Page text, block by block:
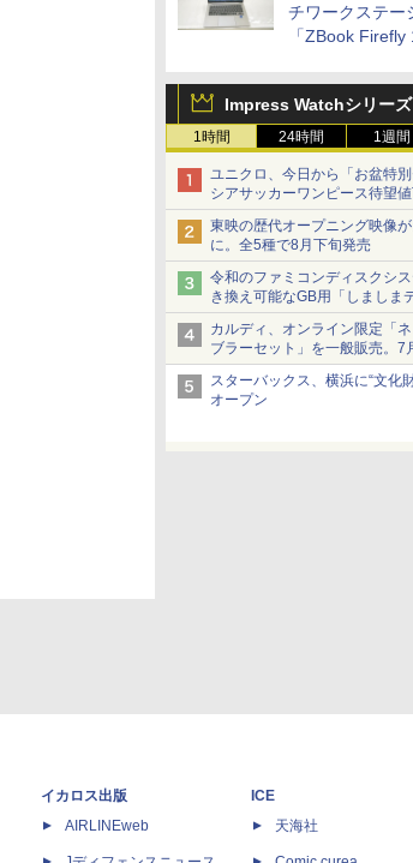
チワークステー
「ZBook
セール
Impress Watchシリー
1時間 24時間 1週間
ユニクロ、今日から「お盆特
シアサッカーワンピース待望
ショーツは1990円に
東映の歴代オープニング映像
に。全5種で8月下旬発売
令和のファミコンディスクシ
き換え可能なGB用「しましま
ム」
カルディ、オンライン限定「
ブラーセット」を一般販売。7
当選無効分
スターバックス、横浜に“文化
オープン
イカロス出版
AIRLINEweb
ICE
天海社